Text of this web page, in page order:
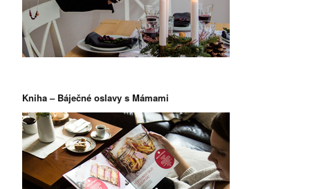
Kniha – Báječné oslavy s Mámami